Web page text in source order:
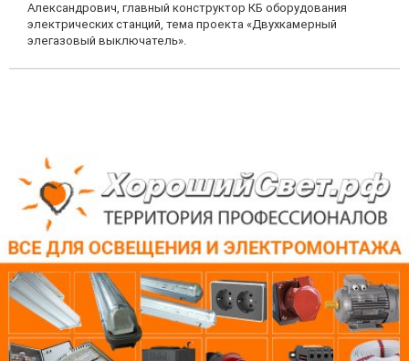
Александрович, главный конструктор КБ оборудования
электрических станций, тема проекта «Двухкамерный
элегазовый выключатель».